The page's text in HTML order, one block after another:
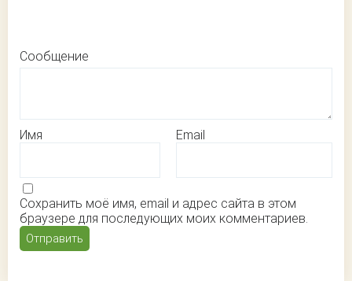
Сообщение
Имя Email
Сохранить моё имя, email и адрес сайта в этом
браузере для последующих моих комментариев.